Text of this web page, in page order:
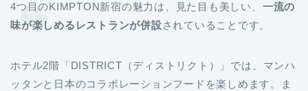
4つ目のKIMPTON新宿の魅力は、見た目も美しい、 一流の
味が楽しめるレストランが併設されていることです。
ホテル2階「DISTRICT（ディストリクト）」では、マンハ
ッタンと日本のコラボレーションフードを楽しめます。ま